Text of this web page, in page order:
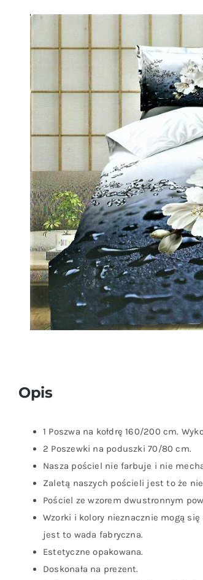
Opis
1 Poszwa na kołdrę 160/200 cm.
2 Poszewki na poduszki 70/80 cm.
Nasza pościel nie farbuje i nie
Zaletą naszych pościeli jest to że
Pościel ze wzorem dwustronnym
Wzorki i kolory nieznacznie mogą
jest to wada fabryczna.
Estetyczne opakowana.
Doskonała na prezent.